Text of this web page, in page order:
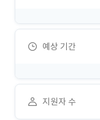
예상 기간
지원자 수